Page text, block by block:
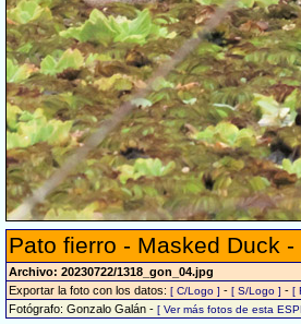
Pato fierro - Masked Duck -
Archivo: 20230722/1318_gon_04.jpg
Exportar la foto con los datos: [ C/Logo ] - [ S/Logo ] - [
Fotógrafo: Gonzalo Galán - [ Ver más fotos de esta